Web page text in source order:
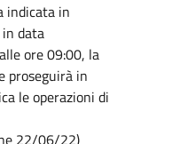
indicata in
data
ore 09:00, la
proseguirà in
le operazioni di
22/06/22)